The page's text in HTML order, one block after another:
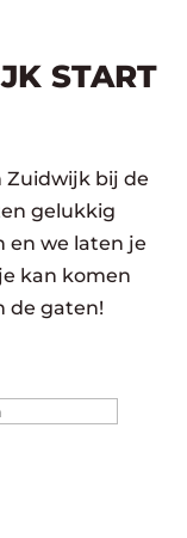
START
Zuidwijk bij de
gelukkig
en we laten je
kan komen
de gaten!